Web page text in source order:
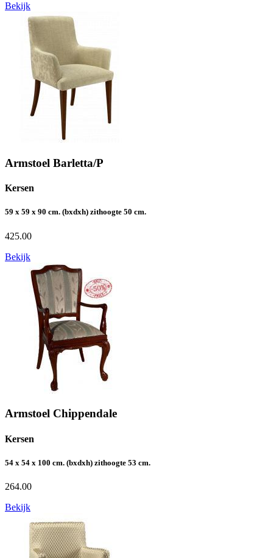
Bekijk
Armstoel Barletta/P
Kersen
59 x 59 x 90 cm. (bxdxh) zithoogte 50 cm.
425.00
Bekijk
Armstoel Chippendale
Kersen
54 x 54 x 100 cm. (bxdxh) zithoogte 53 cm.
264.00
Bekijk